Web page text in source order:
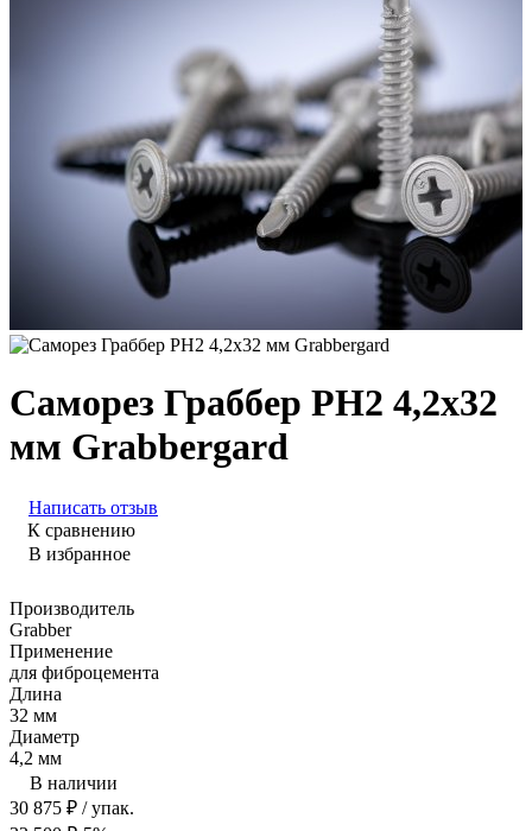
Саморез Граббер PH2 4,2х32
мм Grabbergard
Написать отзыв
К сравнению
В избранное
Производитель
Grabber
Применение
для фиброцемента
Длина
32 мм
Диаметр
4,2 мм
В наличии
30 875 ₽ / упак.